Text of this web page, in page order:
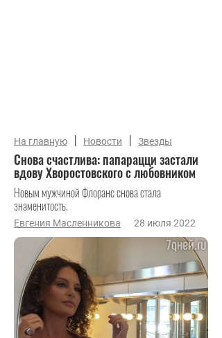
На главную | Новости | Звезды
Снова счастлива: папарацци застали
вдову Хворостовского с любовником
Новым мужчиной Флоранс снова стала
знаменитость.
Евгения Масленникова 28 июля 2022